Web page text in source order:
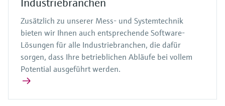
Industriebranchen
Zusätzlich zu unserer Mess- und Systemtechnik
bieten wir Ihnen auch entsprechende Software-
Lösungen für alle Industriebranchen, die dafür
sorgen, dass Ihre betrieblichen Abläufe bei vollem
Potential ausgeführt werden.